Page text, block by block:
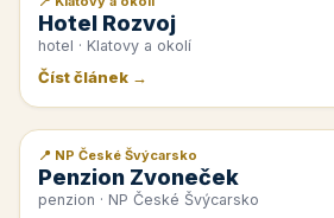
Hotel Rozvoj
hotel · Klatovy a okolí
Číst článek →
📰 PR článek
📍 NP České Švýcarsko
Penzion Zvoneček
penzion · NP České Švýcarsko